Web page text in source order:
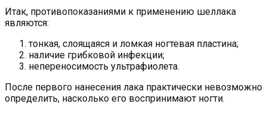
Итак, противопоказаниями к применению шеллака
являются:
тонкая, слоящаяся и ломкая ногтевая пластина;
наличие грибковой инфекции;
непереносимость ультрафиолета.
После первого нанесения лака практически невозможно
определить, насколько его воспринимают ногти.